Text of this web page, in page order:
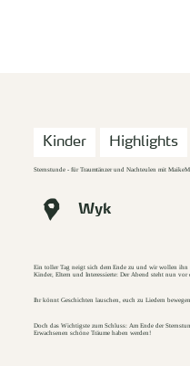
Kinder Highlights
Sternstunde - für Traumtänzer und Nachteulen mit
Wyk
Ein toller Tag neigt sich dem Ende zu und wir wollen ihn
Kinder, Eltern und Interessierte: Der Abend steht nun
Ihr könnt Geschichten lauschen, euch zu Liedern
Doch das Wichtigste zum Schluss: Am Ende der
Erwachsenen schöne Träume haben werden!